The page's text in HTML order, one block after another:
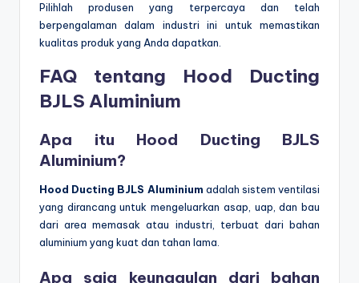
Pilihlah produsen yang terpercaya dan telah
berpengalaman dalam industri ini untuk memastikan
kualitas produk yang Anda dapatkan.
FAQ tentang Hood Ducting
BJLS Aluminium
Apa itu Hood Ducting BJLS
Aluminium?
Hood Ducting BJLS Aluminium adalah sistem ventilasi
yang dirancang untuk mengeluarkan asap, uap, dan bau
dari area memasak atau industri, terbuat dari bahan
aluminium yang kuat dan tahan lama.
Apa saja keunggulan dari bahan